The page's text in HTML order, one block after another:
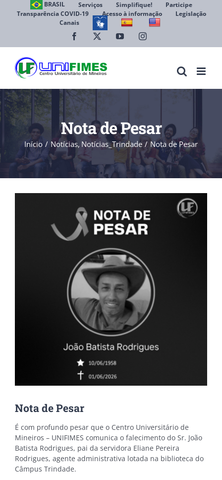
BRASIL Serviços Simplifique!
Participe
Transparência COVID-19
Acesso à informação
Legislação
Canais
Facebook YouTubeInstagram
Nota de Pesar
Início Notícias Notícias_Trindade Nota de Pesar
Nota de Pesar
É com profundo pesar que o Centro Universitário de
Mineiros – UNIFIMES comunica o falecimento do Sr. João
Batista Rodrigues, pai da servidora Eliane Pereira
Rodrigues, agente administrativa lotada na biblioteca do
Câmpus Trindade.